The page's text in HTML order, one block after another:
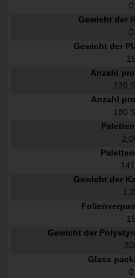
Gewicht der
Gewicht der
Anzahl
120
Anzahl
180
Gewicht der
Gewicht der
Glass